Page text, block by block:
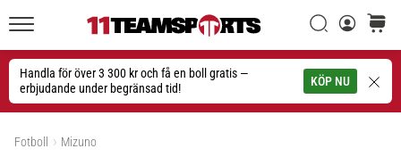
Handla för över 3 300 kr och få en boll gratis —
erbjudande under begränsad tid!
KÖP NU
Sök
Sök
1. 7. 2025
•
1 min. läsning
Play
for
Fotboll Mizuno
Filtr
Kön
Produktkategori
Visa produkter